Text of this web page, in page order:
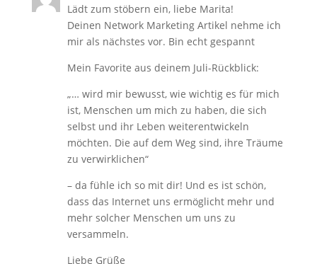
Lädt zum stöbern ein, liebe Marita!
Deinen Network Marketing Artikel nehme ich
mir als nächstes vor. Bin echt gespannt
Mein Favorite aus deinem Juli-Rückblick:
„… wird mir bewusst, wie wichtig es für mich
ist, Menschen um mich zu haben, die sich
selbst und ihr Leben weiterentwickeln
möchten. Die auf dem Weg sind, ihre Träume
zu verwirklichen“
– da fühle ich so mit dir! Und es ist schön,
dass das Internet uns ermöglicht mehr und
mehr solcher Menschen um uns zu
versammeln.
Liebe Grüße